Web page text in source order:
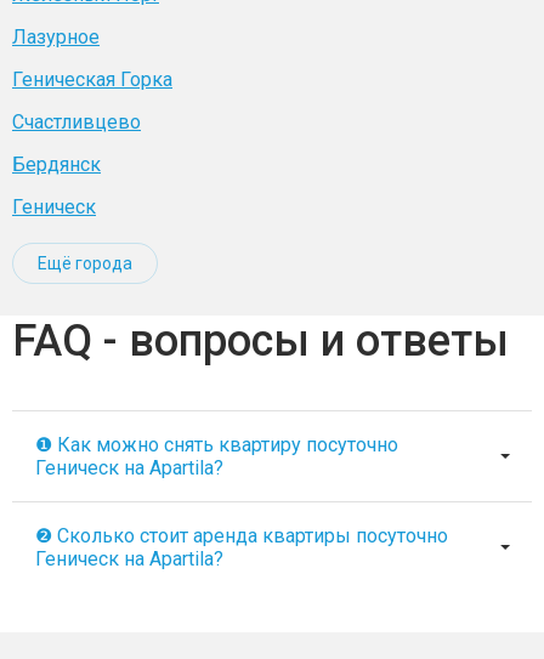
Лазурное
Геническая Горка
Счастливцево
Бердянск
Геническ
Ещё города
FAQ - вопросы и ответы
❶ Как можно снять квартиру посуточно
Геническ на Apartila?
❷ Сколько стоит аренда квартиры посуточно
Геническ на Apartila?